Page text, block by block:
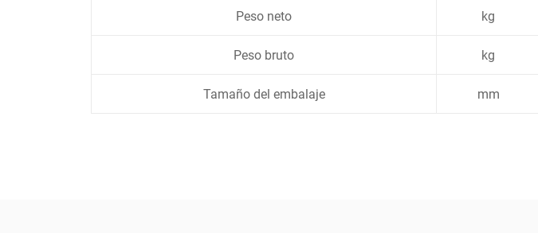
Peso neto kg
Peso bruto kg
Tamaño del embalaje mm